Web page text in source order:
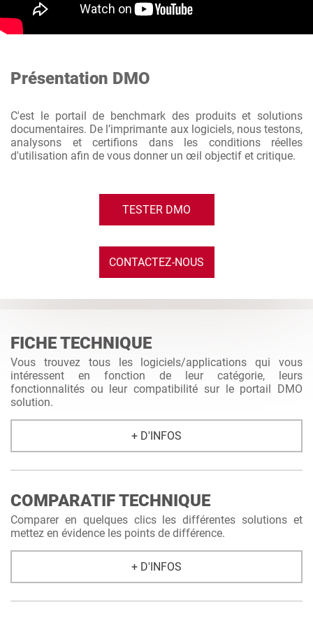
Présentation DMO
C'est le portail de benchmark des produits et solutions
documentaires. De l’imprimante aux logiciels, nous testons,
analysons et certifions dans les conditions réelles
d'utilisation afin de vous donner un œil objectif et critique.
TESTER DMO
CONTACTEZ-NOUS
FICHE TECHNIQUE
Vous trouvez tous les logiciels/applications qui vous
intéressent en fonction de leur catégorie, leurs
fonctionnalités ou leur compatibilité sur le portail DMO
solution.
+ D'INFOS
COMPARATIF TECHNIQUE
Comparer en quelques clics les différentes solutions et
mettez en évidence les points de différence.
+ D'INFOS